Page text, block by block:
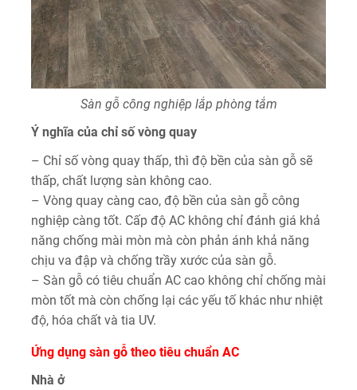
Sàn gỗ công nghiệp lắp phòng tắm
Ý nghĩa của chỉ số vòng quay
– Chỉ số vòng quay thấp, thì độ bền của sàn gỗ sẽ
thấp, chất lượng sàn không cao.
– Vòng quay càng cao, độ bền của sàn gỗ công
nghiệp càng tốt. Cấp độ AC không chỉ đánh giá khả
năng chống mài mòn mà còn phản ánh khả năng
chịu va đập và chống trầy xước của sàn gỗ.
– Sàn gỗ có tiêu chuẩn AC cao không chỉ chống mài
mòn tốt mà còn chống lại các yếu tố khác như nhiệt
độ, hóa chất và tia UV.
Ứng dụng sàn gỗ theo tiêu chuẩn AC
Nhà ở